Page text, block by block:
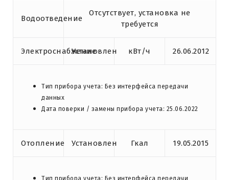
Водоотведение
Отсутствует, установка не
требуется
Электроснабжение
Установлен кВт/ч 26.06.2012
Тип прибора учета: Без интерфейса передачи
данных
Дата поверки / замены прибора учета: 25.06.2022
Отопление Установлен Гкал 19.05.2015
Тип прибора учета: Без интерфейса передачи